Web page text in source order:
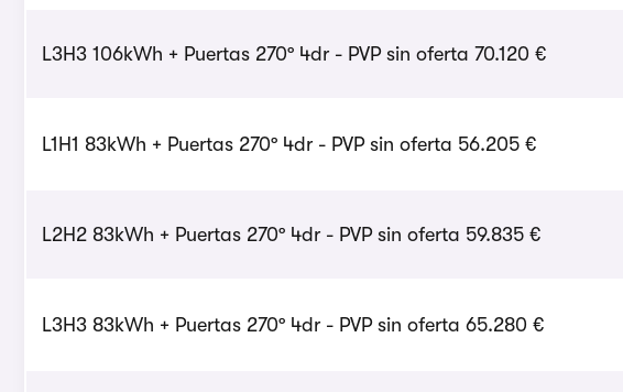
L3H3 106kWh + Puertas 270º 4dr - PVP sin oferta 70.120 €
L1H1 83kWh + Puertas 270º 4dr - PVP sin oferta 56.205 €
L2H2 83kWh + Puertas 270º 4dr - PVP sin oferta 59.835 €
L3H3 83kWh + Puertas 270º 4dr - PVP sin oferta 65.280 €